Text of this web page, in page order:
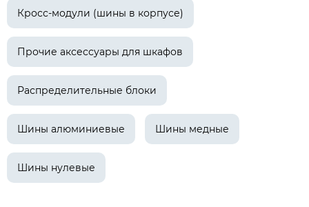
Кросс-модули (шины в корпусе)
Прочие аксессуары для шкафов
Распределительные блоки
Шины алюминиевые Шины медные
Шины нулевые